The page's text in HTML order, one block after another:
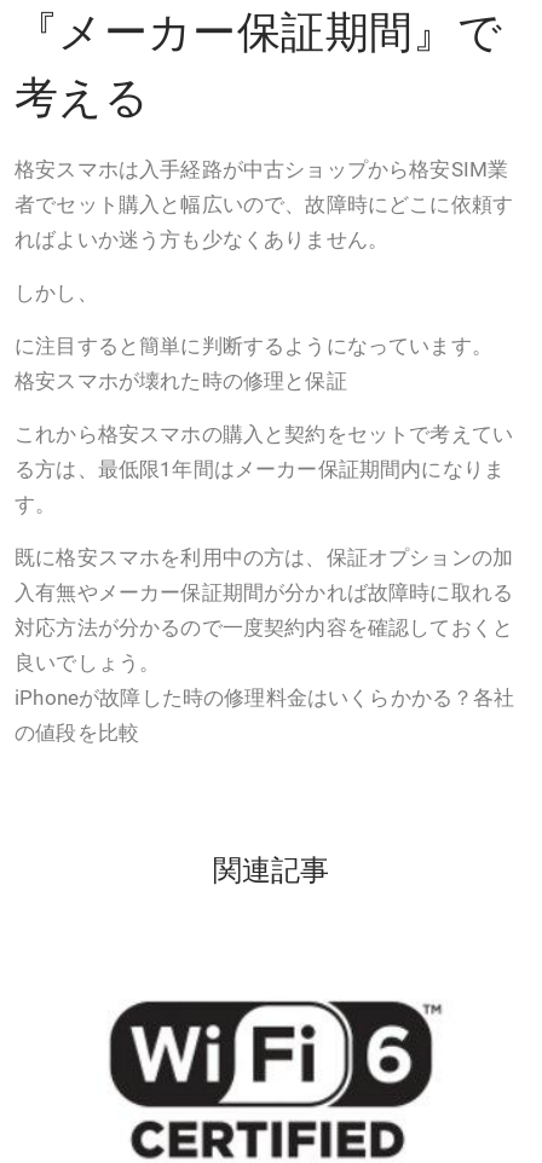
『メーカー保証期間』で
考える
格安スマホは入手経路が中古ショップから格安SIM業
者でセット購入と幅広いので、故障時にどこに依頼す
ればよいか迷う方も少なくありません。
しかし、
に注目すると簡単に判断するようになっています。
格安スマホが壊れた時の修理と保証
これから格安スマホの購入と契約をセットで考えてい
る方は、最低限1年間はメーカー保証期間内になりま
す。
既に格安スマホを利用中の方は、保証オプションの加
入有無やメーカー保証期間が分かれば故障時に取れる
対応方法が分かるので一度契約内容を確認しておくと
良いでしょう。
iPhoneが故障した時の修理料金はいくらかかる？各社
の値段を比較
関連記事